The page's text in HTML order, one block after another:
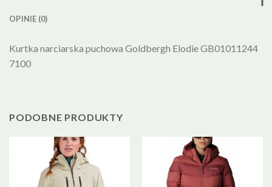
OPINIE (0)
Kurtka narciarska puchowa Goldbergh Elodie GB01011244
7100
PODOBNE PRODUKTY